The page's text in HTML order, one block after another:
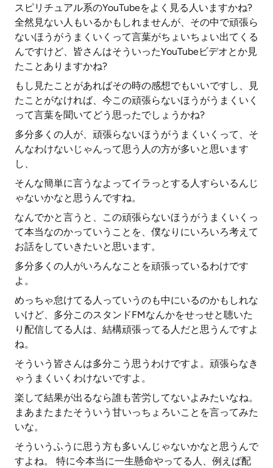
スピリチュアル系のYouTubeをよく見る人いますかね?
全然見ない人もいるかもしれませんが、その中で頑張ら
ないほうがうまくいくって言葉がちょいちょい出てくる
んですけど、皆さんはそういったYouTubeビデオとか見
たことありますかね?
もし見たことがあればその時の感想でもいいですし、見
たことがなければ、今この頑張らないほうがうまくいく
って言葉を聞いてどう思ったでしょうかね?
多分多くの人が、頑張らないほうがうまくいくって、そ
んなわけないじゃんって思う人の方が多いと思います
し、
そんな簡単に言うなよってイラっとする人すらいるんじ
ゃないかなと思うんですね。
なんでかと言うと、この頑張らないほうがうまくいくっ
て本当なのかっていうことを、僕なりにいろいろ考えて
お話をしていきたいと思います。
多分多くの人がいろんなことを頑張っているわけです
よ。
めっちゃ怠けてる人っていうのも中にいるのかもしれな
いけど、多分このスタンドFMなんかをせっせと聴いた
り配信してる人は、結構頑張ってる人だと思うんですよ
ね。
そういう皆さんは多分こう思うわけですよ。頑張らなき
ゃうまくいくわけないですよ。
楽して結果が出るなら誰も苦労してないよみたいなね。
まあまたまたそういう甘いっちょろいことを言ってみた
いな。
そういうふうに思う方も多いんじゃないかなと思うんで
すよね。 特に今本当に一生懸命やってる人、例えば配